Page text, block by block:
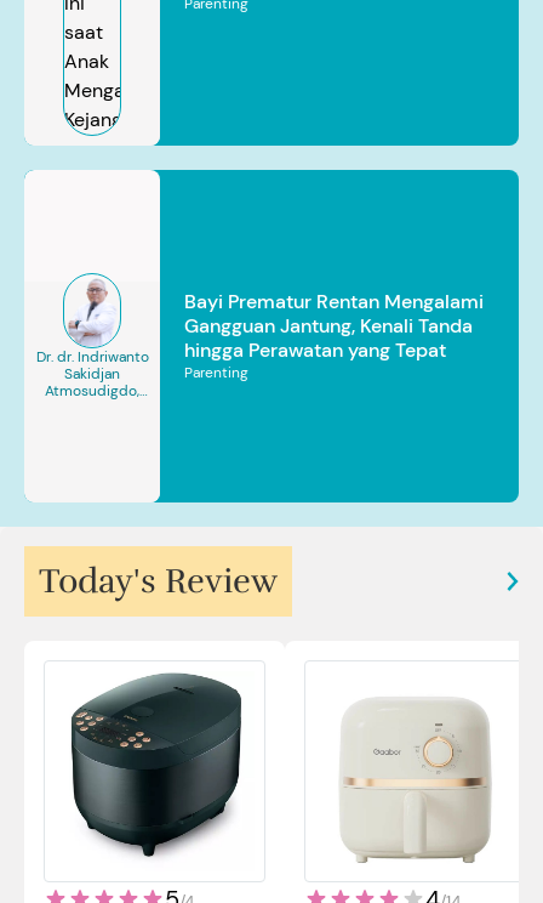
Parenting
Dr. dr. Indriwanto
Sakidjan
Atmosudigdo,
Bayi Prematur Rentan Mengalami
Gangguan Jantung, Kenali Tanda
hingga Perawatan yang Tepat
Parenting
Today's Review